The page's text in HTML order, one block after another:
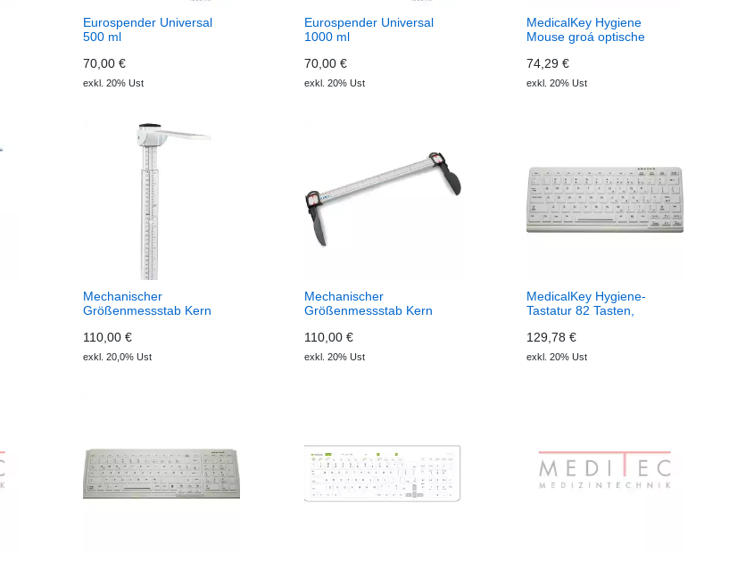
Eurospender Universal
500 ml
70,00 €
exkl. 20% Ust
Eurospender Universal
1000 ml
70,00 €
exkl. 20% Ust
MedicalKey Hygiene
Mouse groá optische
74,29 €
exkl. 20% Ust
Mechanischer
Größenmessstab Kern
110,00 €
exkl. 20,0% Ust
Mechanischer
Größenmessstab Kern
110,00 €
exkl. 20% Ust
MedicalKey Hygiene-
Tastatur 82 Tasten,
129,78 €
exkl. 20% Ust